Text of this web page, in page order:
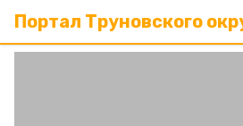
Портал Труновского